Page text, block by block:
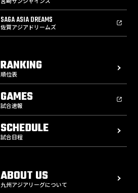
SAGA ASIA DREAMS
佐賀アジアドリームズ
RANKING
順位表
GAMES
試合速報
SCHEDULE
試合日程
ABOUT US
九州アジアリーグについて